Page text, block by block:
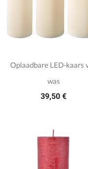
Oplaadbare LED-kaars
was
39,50 €